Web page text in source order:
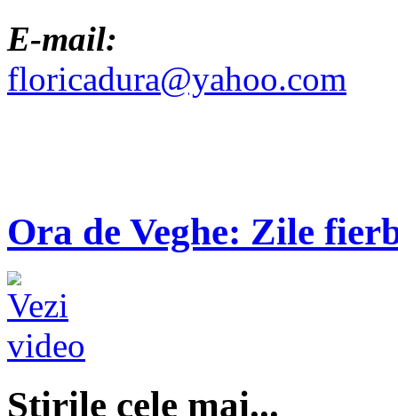
E-mail:
floricadura@yahoo.com
Ora de Veghe: Zile
Ştirile cele mai...